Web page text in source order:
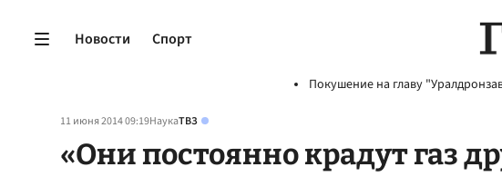
Новости Спорт
Покушение на главу
11 июня 2014 09:19НаукаТВЗ
«Они постоянно крадут газ